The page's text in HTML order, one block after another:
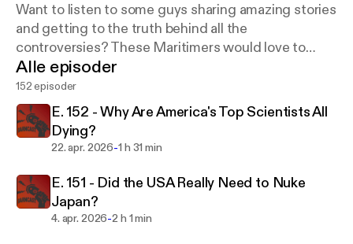
Want to listen to some guys sharing amazing stories
and getting to the truth behind all the
controversies? These Maritimers would love to
have you join them in their quest for a good time! I
think you're gonna like it!
Alle episoder
152 episoder
E. 152 - Why Are America's Top Scientists All
Dying?
22. apr. 2026-1 h 31 min
E. 151 - Did the USA Really Need to Nuke
Japan?
4. apr. 2026-2 h 1 min